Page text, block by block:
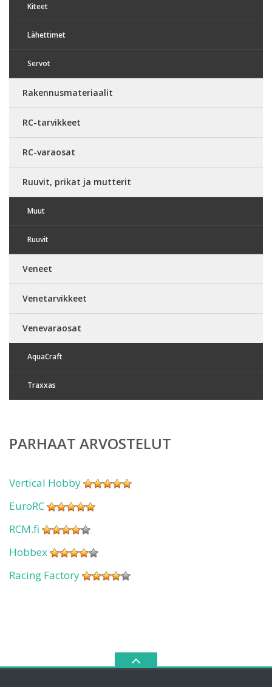
Kiteet
Lähettimet
Servot
Rakennusmateriaalit
RC-tarvikkeet
RC-varaosat
Ruuvit, prikat ja mutterit
Muut
Ruuvit
Veneet
Venetarvikkeet
Venevaraosat
AquaCraft
Traxxas
PARHAAT ARVOSTELUT
Vertical Hobby
EuroRC
RCM.fi
Hobbex
Racing Factory